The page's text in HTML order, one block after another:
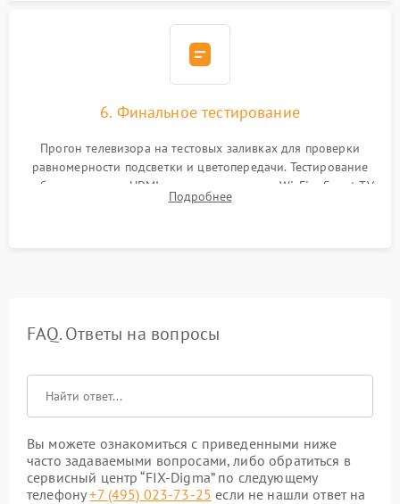
6. Финальное тестирование
Прогон телевизора на тестовых заливках для проверки
равномерности подсветки и цветопередачи. Тестирование
работы разъемов HDMI, динамиков, модуля Wi-Fi и Smart TV
в рабочем режиме в течение нескольких часов.
Подробнее
FAQ. Ответы на вопросы
Вы можете ознакомиться с приведенными ниже
часто задаваемыми вопросами, либо обратиться в
сервисный центр “FIX-Digma” по следующему
телефону+7 (495) 023-73-25 если не нашли ответ на